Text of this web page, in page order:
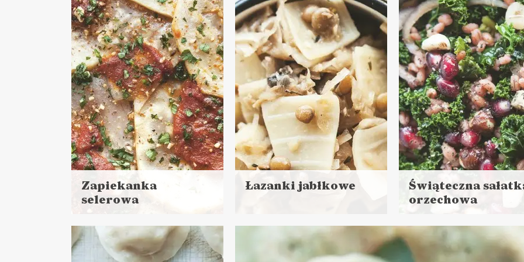
DANIA GŁÓWNE
LUNCHE DO PRACY
PRZYSTAWKI
MAJÓWKA ? DANIA GŁÓWNE PRZYSTAWKI
Zapiekanka
selerowa
więcej
Czas przygotowania:
do godziny
DANIA GŁÓWNE
PRZYSTAWKI
Łazanki jabłkowe
więcej
Czas przygotowania:
do godziny
Świąteczna
orzechowa
więcej
Czas przygotowania: do